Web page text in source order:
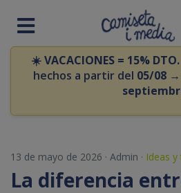
☀️VACACIONES = 15%
hechos a partir del 05/08→
13 de mayo de 2026 · Admin · Ideas
La diferencia